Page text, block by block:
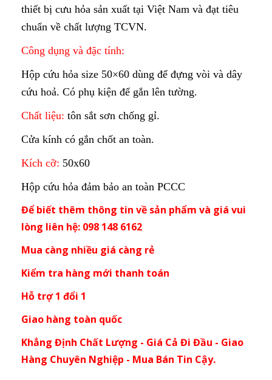
thiết bị cưu hỏa sản xuất tại Việt Nam và đạt tiêu
chuẩn về chất lượng TCVN.
Công dụng và đặc tính:
Hộp cứu hỏa size 50×60 dùng để đựng vòi và dây
cứu hoả. Có phụ kiện để gắn lên tường.
Chất liệu: tôn sắt sơn chống gỉ.
Cửa kính có gắn chốt an toàn.
Kích cỡ: 50x60
Hộp cứu hỏa đảm bảo an toàn PCCC
Để biết thêm thông tin về sản phẩm và giá vui
lòng liên hệ: 098 148 6162
Mua càng nhiều giá càng rẻ
Kiểm tra hàng mới thanh toán
Hỗ trợ 1 đổi 1
Giao hàng toàn quốc
Khẳng Định Chất Lượng - Giá Cả Đi Đầu - Giao
Hàng Chuyên Nghiệp - Mua Bán Tin Cậy.